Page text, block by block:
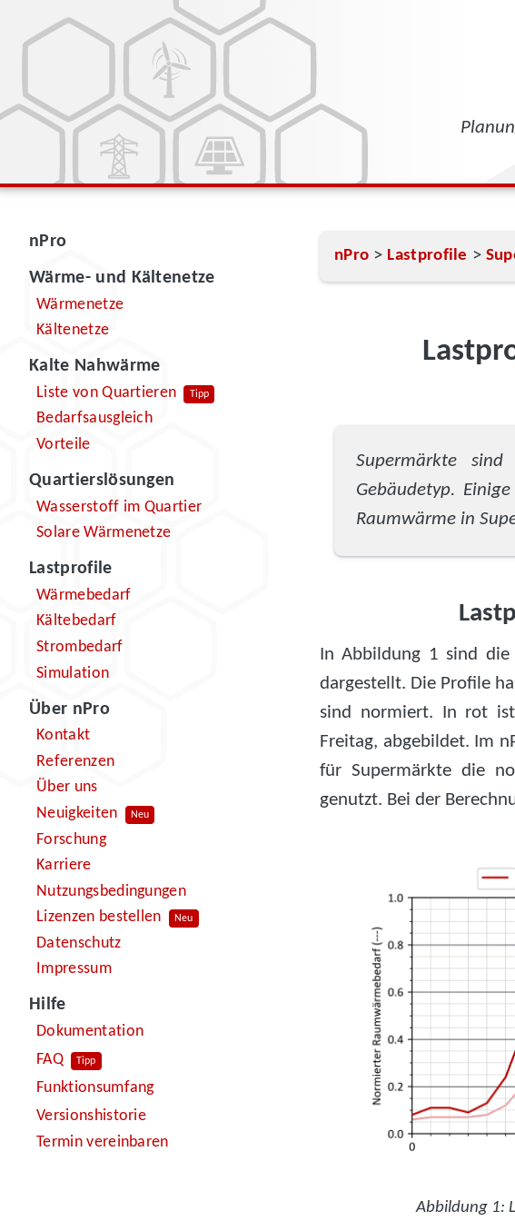
nPro
Wärme- und Kältenetze
Wärmenetze
Kältenetze
Kalte Nahwärme
Liste von Quartieren Tipp
Bedarfsausgleich
Vorteile
Quartierslösungen
Wasserstoff im Quartier
Solare Wärmenetze
Lastprofile
Wärmebedarf
Kältebedarf
Strombedarf
Simulation
Über nPro
Kontakt
Referenzen
Über uns
Neuigkeiten
Neu
Forschung
Karriere
Nutzungsbedingungen
Lizenzen bestellen
Neu
Datenschutz
Impressum
Hilfe
Dokumentation
FAQ
Tipp
Funktionsumfang
Versionshistorie
Termin vereinbaren
nPro > Lastprofile >
Supermärkte
Gebäudetyp.
Raumwärme in
In Abbildung 1 sind die
dargestellt. Die Profile
sind normiert. In rot
Freitag, abgebildet. Im
für Supermärkte die
genutzt. Bei der
Abbildung 1: